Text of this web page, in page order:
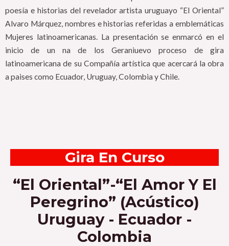
poesía e historias del revelador artista uruguayo “El Oriental”
Alvaro Márquez, nombres e historias referidas a emblemáticas
Mujeres latinoamericanas. La presentación se enmarcó en el
inicio de un na de los Geraniuevo proceso de gira
latinoamericana de su Compañía artística que acercará la obra
a paises como Ecuador, Uruguay, Colombia y Chile.
Gira En Curso
“El Oriental”-“El Amor Y El
Peregrino” (Acústico)
Uruguay - Ecuador -
Colombia